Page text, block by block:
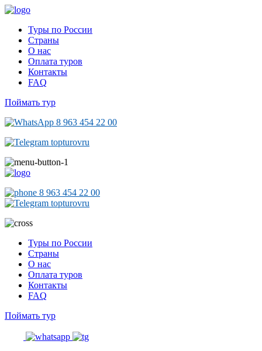
Туры по России
Страны
О нас
Оплата туров
Контакты
FAQ
Поймать тур
8 963 454 22 00
topturovru
8 963 454 22 00
topturovru
Туры по России
Страны
О нас
Оплата туров
Контакты
FAQ
Поймать тур